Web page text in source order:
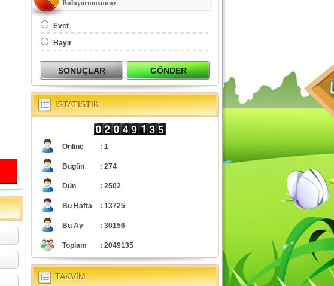
Buluyormusunuz
Evet
Hayır
ISTATISTIK
Online : 1
Bugün : 274
Dün : 2502
Bu Hafta : 13725
Bu Ay : 30156
Toplam : 2049135
TAKVİM